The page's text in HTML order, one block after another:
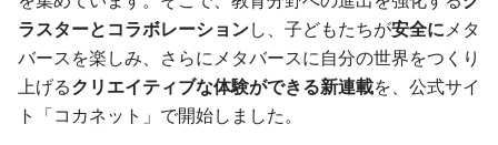
ラスターとコラボレーションし、子どもたちが安全に メタ
バースを楽しみ、さらにメタバースに自分の世界をつくり
上げるクリエイティブな体験ができる新連載を、公式サイ
ト「コカネット」で開始しました。